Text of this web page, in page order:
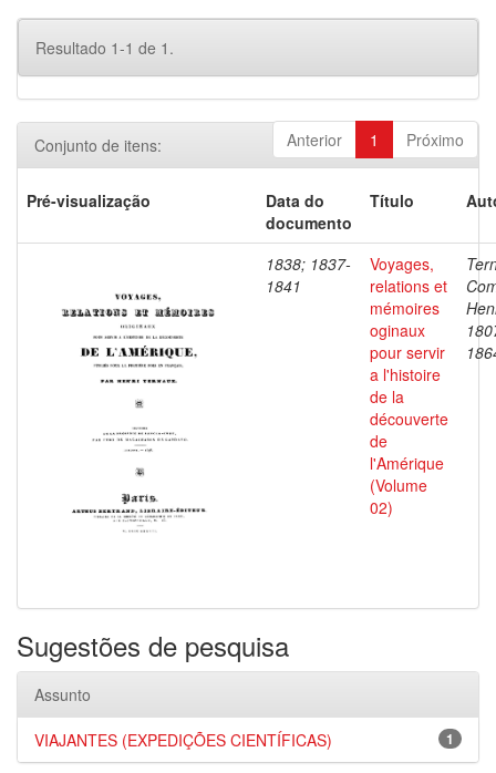
Resultado 1-1 de 1.
Anterior 1 Próximo
Conjunto de itens:
Pré-visualização
Data do
documento
Título
1838; 1837-
1841
Voyages,
relations et
mémoires
oginaux
pour servir
a l'histoire
de la
découverte
de
l'Amérique
(Volume
02)
Sugestões de pesquisa
Assunto
1
VIAJANTES (EXPEDIÇÕES CIENTÍFICAS)